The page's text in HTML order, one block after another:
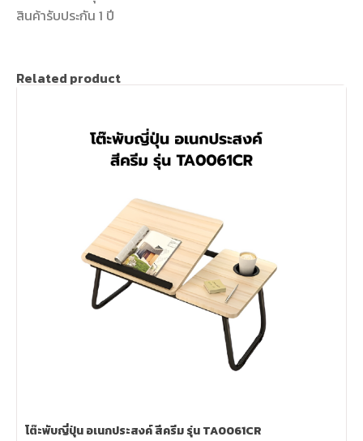
สินค้ารับประกัน 1 ปี
Related product
โต๊ะพับญี่ปุ่น อเนกประสงค์ สีครีม รุ่น TA0061CR